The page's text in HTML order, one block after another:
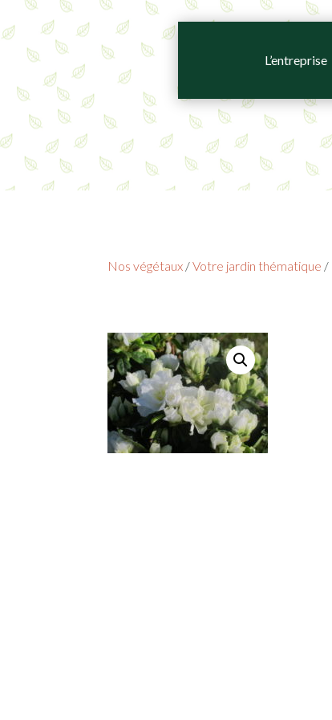
L’entreprise
Nos végétaux /Votre jardin thématique /